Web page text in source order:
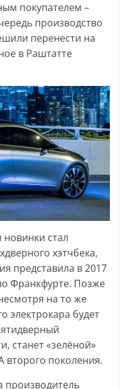
покупателем –
производство
перенести на
в Раштатте
стал
хэтчбека,
представила в 2017
Франкфурте. Позже
на то же
электрокара будет
станет «зелёной»
второго поколения.
производитель